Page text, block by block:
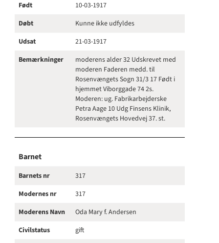
Født
10-03-1917
Døbt
Kunne ikke udfyldes
Udsat
21-03-1917
Bemærkninger
moderens alder 32 Udskrevet med
moderen Faderen medd. til
Rosenvængets Sogn 31/3 17 Født i
hjemmet Viborggade 74 2s.
Moderen: ug. Fabrikarbejderske
Petra Aage 10 Udg Finsens Klinik,
Rosenvængets Hovedvej 37. st.
Barnet
Barnets nr
317
Modernes nr
317
Moderens Navn
Oda Mary f. Andersen
Civilstatus
gift